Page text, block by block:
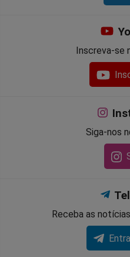
Inscreva-se
Siga-nos
Receba as